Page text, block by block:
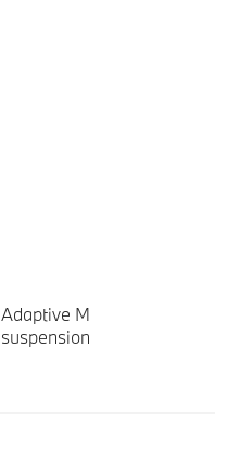
Adaptive M
suspension